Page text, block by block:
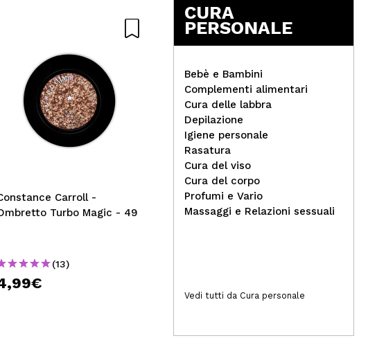
Carroll -
Turbo Magic - 49
(13)
Danessa Myricks Beauty -
Colorfix Nudes - Nude 6
CURA
PERSONALE
Bebè e Bambini
Complementi alimentari
Cura delle labbra
Depilazione
Igiene personale
Rasatura
Cura del viso
Cura del corpo
Profumi e Vario
Massaggi e Relazioni sessuali
Vedi tutti da Cura personale